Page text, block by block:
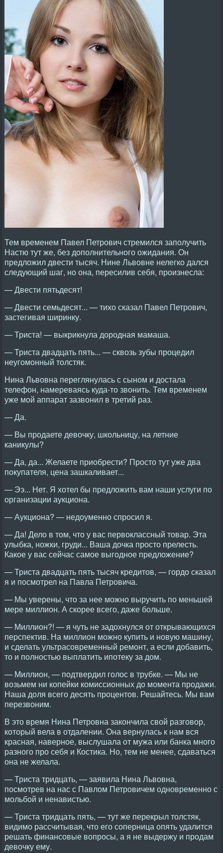
Тем временем Павел Петрович стремился заполучить
Настю тут же, без дополнительного ожидания. Он
предложил двести тысяч. Нине Львовне нелегко дался
следующий шаг, но она, пересилив себя, произнесла:
— Двести пятьдесят!
— Двести семьдесят... — тихо сказал Павел Петрович,
застегивая ширинку.
— Триста! — выкрикнула дородная мамаша.
— Триста двадцать пять... — сквозь зубы процедил
неугомонный толстяк.
Нина Львовна переглянулась с сыном и достала
телефон, намереваясь куда-то звонить. Тем временем
уже мой аппарат зазвонил в третий раз.
— Да.
— Вы продаете девочку, школьницу, на летние
каникулы?
— Да, да... Желаете приобрести? Просто тут уже два
покупателя, цена зашкаливает...
— Ээ... Нет. Я хотел бы предложить вам наши услуги по
организации аукциона.
— Аукциона? — недоуменно спросил я.
— Да! Дело в том, что у вас первоклассный товар. Эта
улыбка, ножки, груди... Ваша дочка просто прелесть.
Какое у вас сейчас самое выгодное предложение?
— Триста двадцать пять тысяч кредитов, — гордо сказал
я и посмотрел на Павла Петровича.
— Мы уверены, что за нее можно выручить по меньшей
мере миллион. А скорее всего, даже больше.
— Миллион?! — я чуть не задохнулся от открывающихся
перспектив. На миллион можно купить и новую машину,
и сделать ультрасовременный ремонт, а если добавить,
то и полностью выплатить ипотеку за дом.
— Миллион, — подтвердил голос в трубке. — Мы не
возьмем ни копейки комиссионных до момента продажи.
Наша доля всего десять процентов. Решайтесь. Мы вам
перезвоним.
В это время Нина Петровна закончила свой разговор,
который вела в отдалении. Она вернулась к нам вся
красная, наверное, выслушала от мужа или банка много
разного про себя и Костика. Но, тем не менее, сдаваться
она не желала.
— Триста тридцать, — заявила Нина Львовна,
посмотрев на нас с Павлом Петровичем одновременно с
мольбой и ненавистью.
— Триста тридцать пять, — тут же перекрыл толстяк,
видимо рассчитывая, что его соперница опять удалится
решать финансовые вопросы, а я не выдержу и продам
девочку ему.